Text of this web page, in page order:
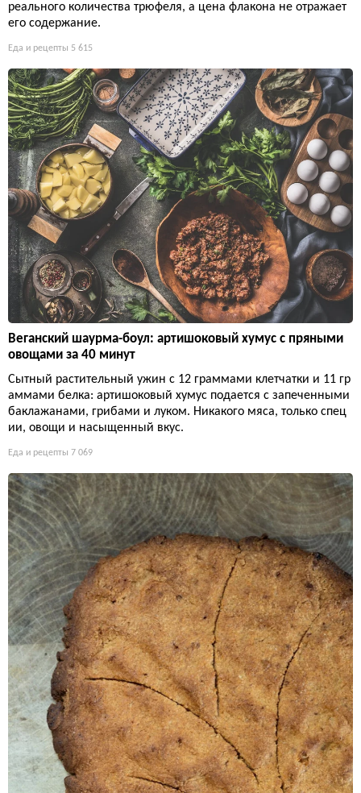
реального количества трюфеля, а цена флакона не отражает
его содержание.
Еда и рецепты 5 615
Веганский шаурма-боул: артишоковый хумус с пряными
овощами за 40 минут
Сытный растительный ужин с 12 граммами клетчатки и 11 гр
аммами белка: артишоковый хумус подается с запеченными
баклажанами, грибами и луком. Никакого мяса, только спец
ии, овощи и насыщенный вкус.
Еда и рецепты 7 069